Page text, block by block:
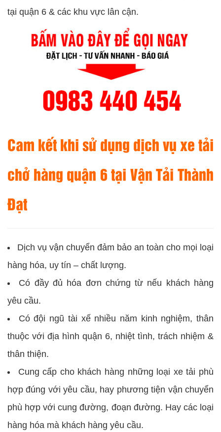
tại quận 6 & các khu vực lân cận.
Cam kết khi sử dụng dịch vụ xe tải
chở hàng quận 6 tại Vận Tải Thành
Đạt
Dịch vụ vận chuyển đảm bảo an toàn cho mọi loại
hàng hóa, uy tín – chất lượng.
Có đầy đủ hóa đơn chứng từ nếu khách hàng
yêu cầu.
Có đội ngũ tài xế nhiều năm kinh nghiệm, thân
thuộc với địa hình quận 6, nhiệt tình, trách nhiệm &
thân thiện.
Cung cấp cho khách hàng những loại xe tải phù
hợp đúng với yêu cầu, hay phương tiện vận chuyển
phù hợp với cung đường, đoạn đường. Hay các loại
hàng hóa mà khách hàng yêu cầu.